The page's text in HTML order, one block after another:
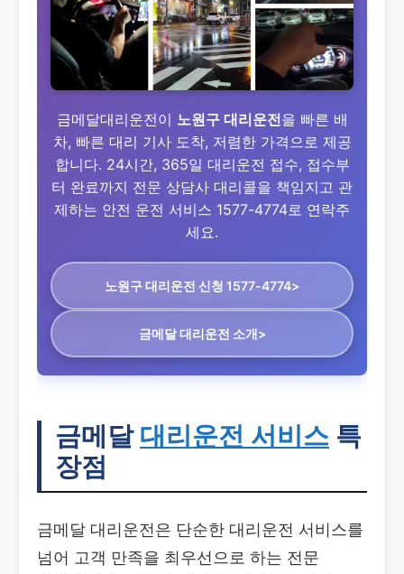
금메달대리운전이 노원구 대리운전을 빠른 배
차, 빠른 대리 기사 도착, 저렴한 가격으로 제공
합니다. 24시간, 365일 대리운전 접수, 접수부
터 완료까지 전문 상담사 대리콜을 책임지고 관
제하는 안전 운전 서비스 1577-4774로 연락주
세요.
노원구 대리운전 신청 1577-4774>
금메달 대리운전 소개>
금메달 대리운전 서비스 특
장점
금메달 대리운전은 단순한 대리운전 서비스를
넘어 고객 만족을 최우선으로 하는 전문